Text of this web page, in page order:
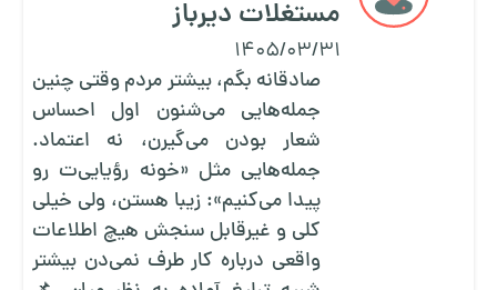
مستغلات دیرباز
1405/03/31
صادقانه بگم، بیشتر مردم وقتی چنین
جمله‌هایی می‌شنون اول احساس
شعار بودن می‌گیرن، نه اعتماد.
جمله‌هایی مثل «خونه رؤیایی‌ت رو
پیدا می‌کنیم»: زیبا هستن، ولی خیلی
کلی و غیرقابل سنجش هیچ اطلاعات
واقعی درباره کار طرف نمی‌دن بیشتر